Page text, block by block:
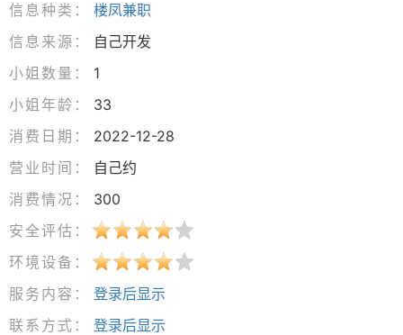
信息种类：
楼凤兼职
信息来源：
自己开发
小姐数量：
1
小姐年龄：
33
消费日期：
2022-12-28
营业时间：
自己约
消费情况：
300
安全评估：
环境设备：
服务内容：
登录后显示
联系方式：
登录后显示